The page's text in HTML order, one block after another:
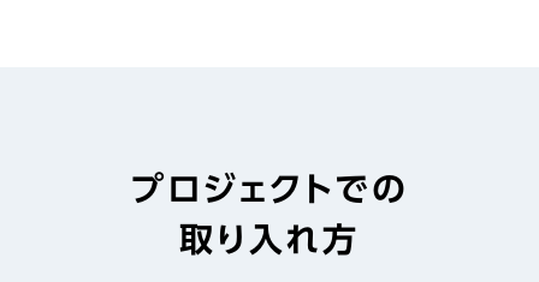
プロジェクトでの
取り入れ方